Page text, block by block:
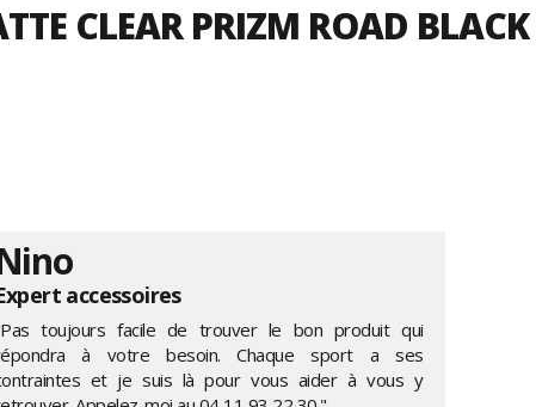
CLEAR PRIZM ROAD BLACK
accessoires
toujours facile de trouver le bon produit qui
à votre besoin. Chaque sport a ses
et je suis là pour vous aider à vous y